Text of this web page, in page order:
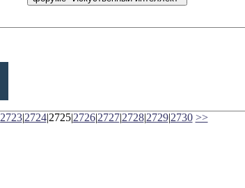
2723|2724|2725|2726|2727|2728|2729|2730 >>